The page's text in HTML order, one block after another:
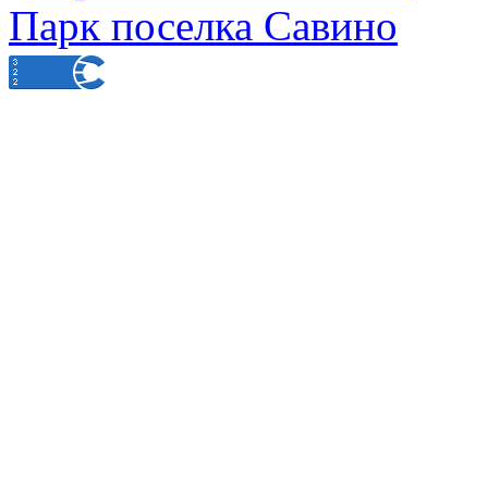
Парк поселка Савино